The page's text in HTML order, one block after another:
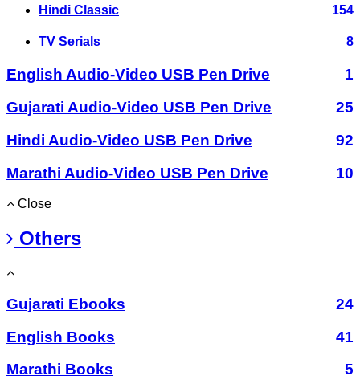
Hindi Classic 154
TV Serials 8
English Audio-Video USB Pen Drive
1
Gujarati Audio-Video USB Pen Drive
25
Hindi Audio-Video USB Pen Drive
92
Marathi Audio-Video USB Pen Drive
10
Close
Others
Gujarati Ebooks
24
English Books
41
Marathi Books
5